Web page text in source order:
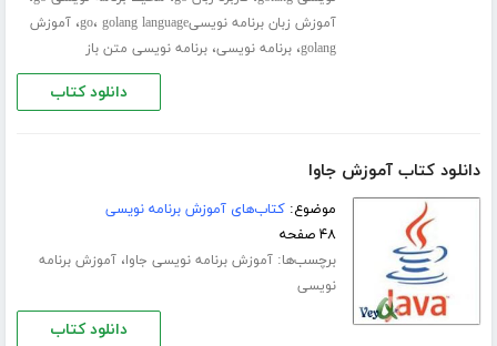
آموزش زبان برنامه نویسیgo ، golang language ،آموزش
golang،برنامه نویسی،برنامه نویسی متن باز
دانلود کتاب
دانلود کتاب آموزش جاوا
موضوع:کتاب‌های آموزش برنامه نویسی
۴۸ صفحه
برچسب‌ها:آموزش برنامه نویسی جاوا،آموزش برنامه
نویسی
دانلود کتاب